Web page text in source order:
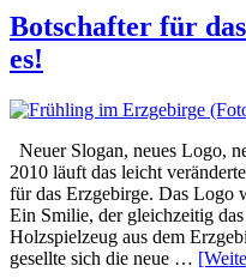
Botschafter für
es!
Neuer Slogan, neues Logo,
2010 läuft das leicht
für das Erzgebirge. Das Logo
Ein Smilie, der gleichzeitig
Holzspielzeug aus dem
gesellte sich die neue …